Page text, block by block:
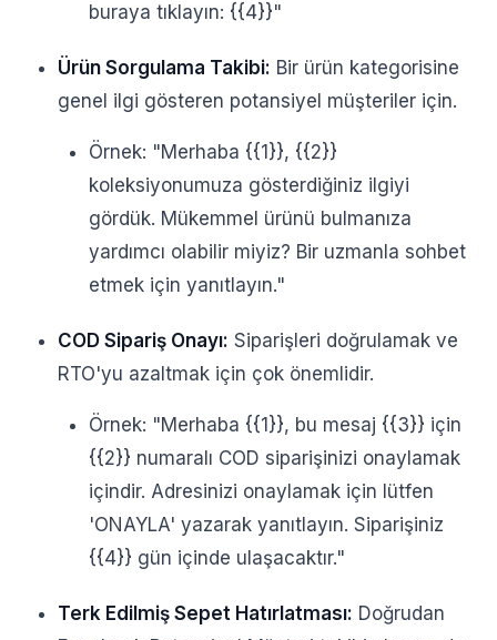
buraya tıklayın: {{4}}"
Ürün Sorgulama Takibi: Bir ürün kategorisine
genel ilgi gösteren potansiyel müşteriler için.
Örnek: "Merhaba {{1}}, {{2}}
koleksiyonumuza gösterdiğiniz ilgiyi
gördük. Mükemmel ürünü bulmanıza
yardımcı olabilir miyiz? Bir uzmanla sohbet
etmek için yanıtlayın."
COD Sipariş Onayı: Siparişleri doğrulamak ve
RTO'yu azaltmak için çok önemlidir.
Örnek: "Merhaba {{1}}, bu mesaj {{3}} için
{{2}} numaralı COD siparişinizi onaylamak
içindir. Adresinizi onaylamak için lütfen
'ONAYLA' yazarak yanıtlayın. Siparişiniz
{{4}} gün içinde ulaşacaktır."
Terk Edilmiş Sepet Hatırlatması: Doğrudan